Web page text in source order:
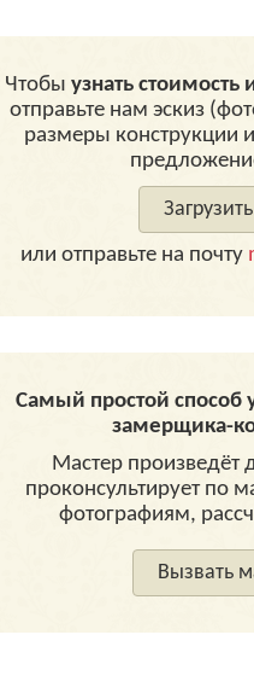
Чтобы узнать стоимость
отправьте нам эскиз
размеры конструкции
или отправьте на почту
Самый простой способ
замерщика-
Мастер
проконсультирует по
фотографиям,
Вызвать